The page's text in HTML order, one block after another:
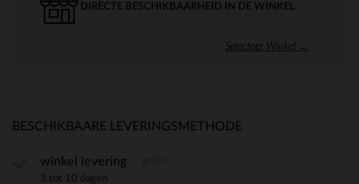
DIRECTE BESCHIKBAARHEID IN DE WINKEL
Selecteer Winkel →
BESCHIKBAARE LEVERINGSMETHODE
winkel levering
3 tot 10 dagen